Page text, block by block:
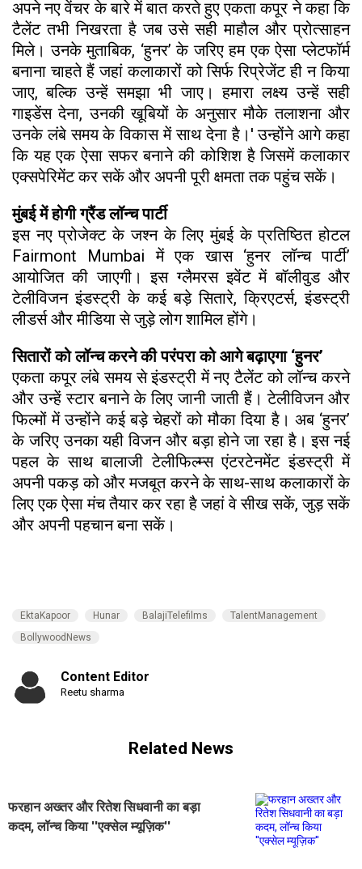
अपने नए वेंचर के बारे में बात करते हुए एकता कपूर ने कहा कि
टैलेंट तभी निखरता है जब उसे सही माहौल और प्रोत्साहन
मिले। उनके मुताबिक, ‘हुनर’ के जरिए हम एक ऐसा प्लेटफॉर्म
बनाना चाहते हैं जहां कलाकारों को सिर्फ रिप्रेजेंट ही न किया
जाए, बल्कि उन्हें समझा भी जाए। हमारा लक्ष्य उन्हें सही
गाइडेंस देना, उनकी खूबियों के अनुसार मौके तलाशना और
उनके लंबे समय के विकास में साथ देना है।' उन्होंने आगे कहा
कि यह एक ऐसा सफर बनाने की कोशिश है जिसमें कलाकार
एक्सपेरिमेंट कर सकें और अपनी पूरी क्षमता तक पहुंच सकें।
मुंबई में होगी ग्रैंड लॉन्च पार्टी
इस नए प्रोजेक्ट के जश्न के लिए मुंबई के प्रतिष्ठित होटल
Fairmont Mumbai में एक खास ‘हुनर लॉन्च पार्टी’
आयोजित की जाएगी। इस ग्लैमरस इवेंट में बॉलीवुड और
टेलीविजन इंडस्ट्री के कई बड़े सितारे, क्रिएटर्स, इंडस्ट्री
लीडर्स और मीडिया से जुड़े लोग शामिल होंगे।
सितारों को लॉन्च करने की परंपरा को आगे बढ़ाएगा ‘हुनर’
एकता कपूर लंबे समय से इंडस्ट्री में नए टैलेंट को लॉन्च करने
और उन्हें स्टार बनाने के लिए जानी जाती हैं। टेलीविजन और
फिल्मों में उन्होंने कई बड़े चेहरों को मौका दिया है। अब ‘हुनर’
के जरिए उनका यही विजन और बड़ा होने जा रहा है। इस नई
पहल के साथ बालाजी टेलीफिल्म्स एंटरटेनमेंट इंडस्ट्री में
अपनी पकड़ को और मजबूत करने के साथ-साथ कलाकारों के
लिए एक ऐसा मंच तैयार कर रहा है जहां वे सीख सकें, जुड़ सकें
और अपनी पहचान बना सकें।
EktaKapoor Hunar BalajiTelefilms
TalentManagement
BollywoodNews
Content Editor
Reetu sharma
Related News
फरहान अख्तर और रितेश सिधवानी का बड़ा
कदम, लॉन्च किया ''एक्सेल म्यूज़िक''